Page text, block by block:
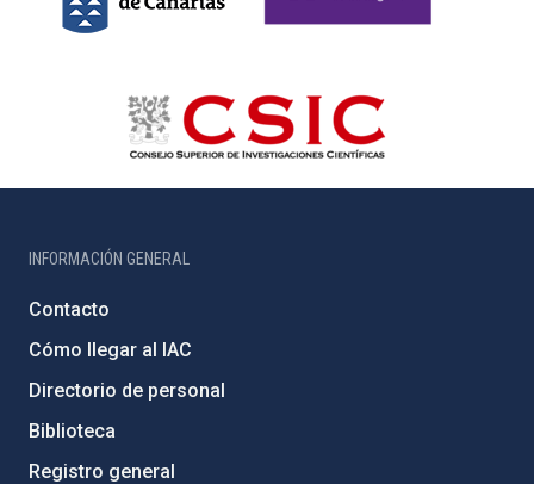
INFORMACIÓN GENERAL
Contacto
Cómo llegar al IAC
Directorio de personal
Biblioteca
Registro general